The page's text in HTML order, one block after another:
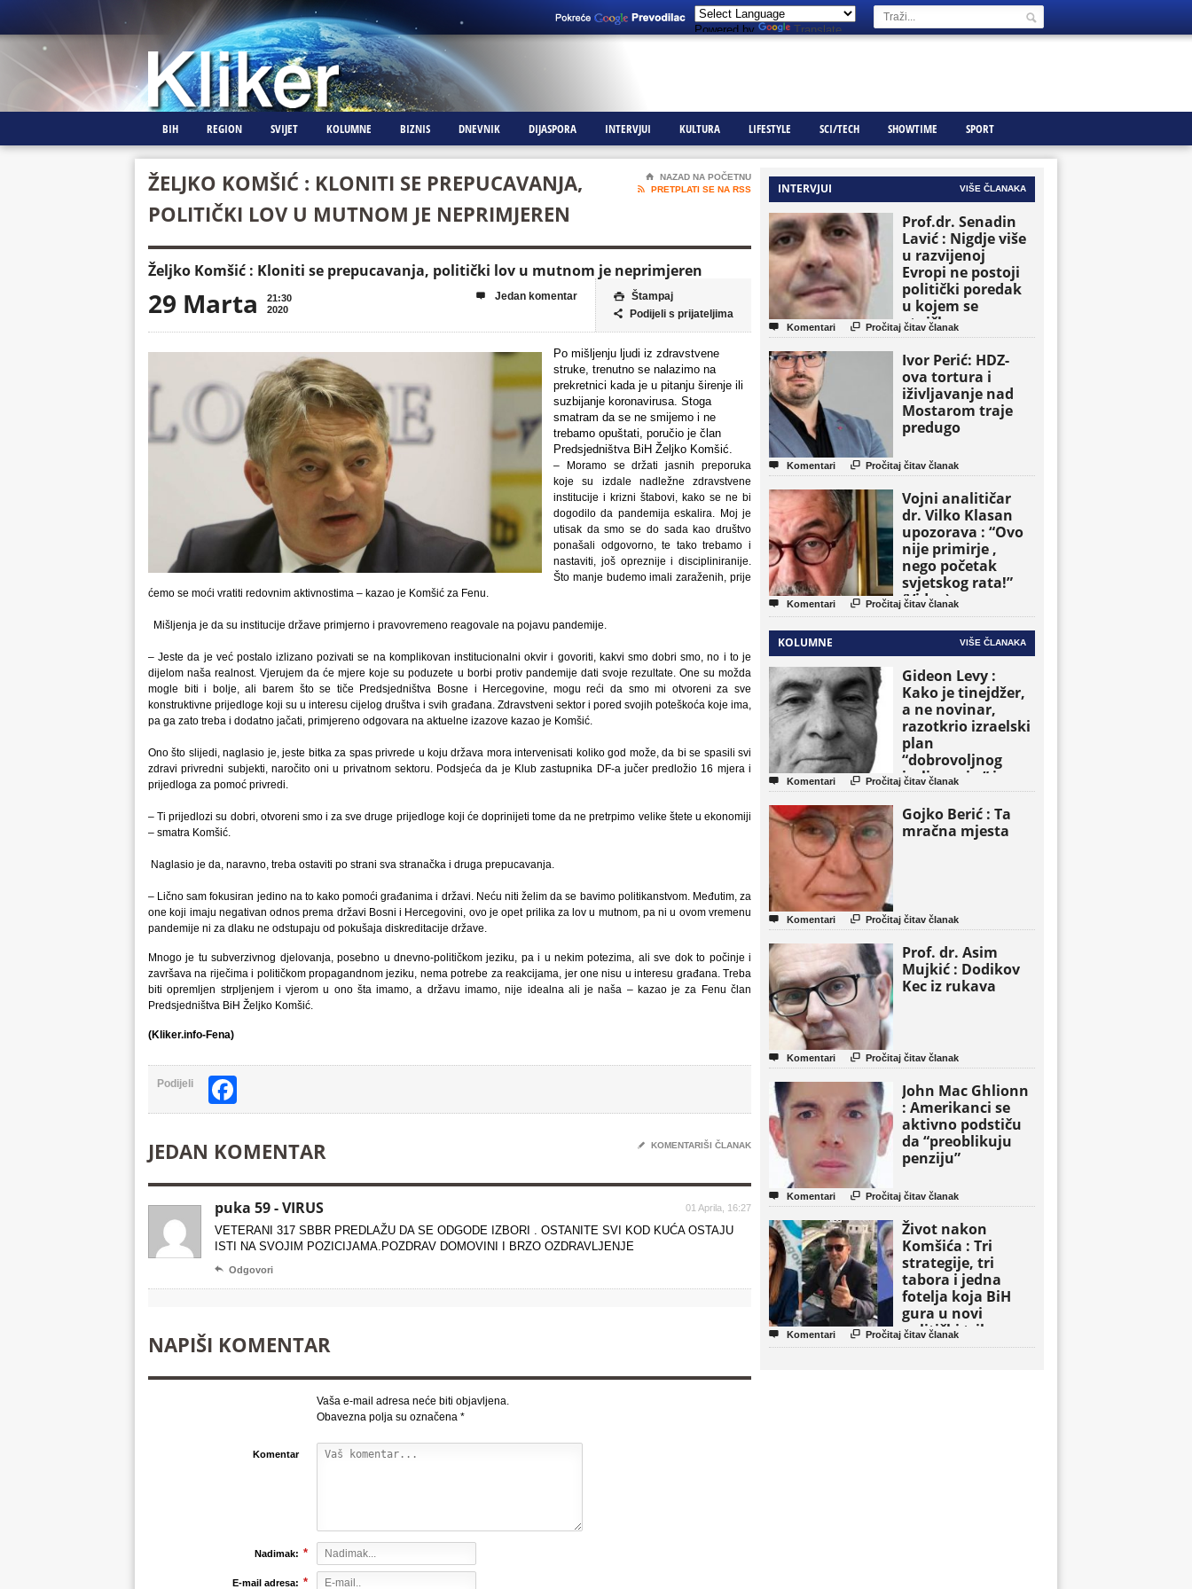
Powered by Translate
BIH REGION SVIJET KOLUMNE BIZNIS DNEVNIK DIJASPORA INTERVJUI KULTURA LIFESTYLE SCI/TECH SHOWTIME SPORT
ŽELJKO KOMŠIĆ : KLONITI SE PREPUCAVANJA,
POLITIČKI LOV U MUTNOM JE NEPRIMJEREN
⌂
NAZAD NA POČETNU

PRETPLATI SE NA RSS
Željko Komšić : Kloniti se prepucavanja, politički lov u mutnom je neprimjeren
29 Marta
21:30
2020
 Štampaj
 Podijeli s prijateljima
 Jedan komentar
Po mišljenju ljudi iz zdravstvene
struke, trenutno se nalazimo na
prekretnici kada je u pitanju širenje ili
suzbijanje koronavirusa. Stoga
smatram da se ne smijemo i ne
trebamo opuštati, poručio je član
Predsjedništva BiH Željko Komšić.
– Moramo se držati jasnih preporuka
koje su izdale nadležne zdravstvene
institucije i krizni štabovi, kako se ne bi
dogodilo da pandemija eskalira. Moj je
utisak da smo se do sada kao društvo
ponašali odgovorno, te tako trebamo i
nastaviti, još opreznije i discipliniranije.
Što manje budemo imali zaraženih, prije
ćemo se moći vratiti redovnim aktivnostima – kazao je Komšić za Fenu.
Mišljenja je da su institucije države primjerno i pravovremeno reagovale na pojavu pandemije.
– Jeste da je već postalo izlizano pozivati se na komplikovan institucionalni okvir i govoriti, kakvi smo dobri smo, no i to je
dijelom naša realnost. Vjerujem da će mjere koje su poduzete u borbi protiv pandemije dati svoje rezultate. One su možda
mogle biti i bolje, ali barem što se tiče Predsjedništva Bosne i Hercegovine, mogu reći da smo mi otvoreni za sve
konstruktivne prijedloge koji su u interesu cijelog društva i svih građana. Zdravstveni sektor i pored svojih poteškoća koje ima,
pa ga zato treba i dodatno jačati, primjereno odgovara na aktuelne izazove kazao je Komšić.
Ono što slijedi, naglasio je, jeste bitka za spas privrede u koju država mora intervenisati koliko god može, da bi se spasili svi
zdravi privredni subjekti, naročito oni u privatnom sektoru. Podsjeća da je Klub zastupnika DF-a jučer predložio 16 mjera i
prijedloga za pomoć privredi.
– Ti prijedlozi su dobri, otvoreni smo i za sve druge prijedloge koji će doprinijeti tome da ne pretrpimo velike štete u ekonomiji
– smatra Komšić.
Naglasio je da, naravno, treba ostaviti po strani sva stranačka i druga prepucavanja.
– Lično sam fokusiran jedino na to kako pomoći građanima i državi. Neću niti želim da se bavimo politikanstvom. Međutim, za
one koji imaju negativan odnos prema državi Bosni i Hercegovini, ovo je opet prilika za lov u mutnom, pa ni u ovom vremenu
pandemije ni za dlaku ne odstupaju od pokušaja diskreditacije države.
Mnogo je tu subverzivnog djelovanja, posebno u dnevno-političkom jeziku, pa i u nekim potezima, ali sve dok to počinje i
završava na riječima i političkom propagandnom jeziku, nema potrebe za reakcijama, jer one nisu u interesu građana. Treba
biti opremljen strpljenjem i vjerom u ono šta imamo, a državu imamo, nije idealna ali je naša – kazao je za Fenu član
Predsjedništva BiH Željko Komšić.
(Kliker.info-Fena)
Podijeli
JEDAN KOMENTAR ✎ KOMENTARIŠI ČLANAK
puka 59 - VIRUS 01 Aprila, 16:27
VETERANI 317 SBBR PREDLAŽU DA SE ODGODE IZBORI . OSTANITE SVI KOD KUĆA OSTAJU
ISTI NA SVOJIM POZICIJAMA.POZDRAV DOMOVINI I BRZO OZDRAVLJENJE
 Odgovori
NAPIŠI KOMENTAR
Vaša e-mail adresa neće biti objavljena.
Obavezna polja su označena *
Komentar
Nadimak: *
E-mail adresa: *
INTERVJUI VIŠE ČLANAKA
Prof.dr. Senadin
Lavić : Nigdje više
u razvijenoj
Evropi ne postoji
politički poredak
u kojem se
etničke grupe
pojavljuju kao
osnovne političke
jedinice
 Komentari  Pročitaj čitav članak
Ivor Perić: HDZ-
ova tortura i
iživljavanje nad
Mostarom traje
predugo
 Komentari  Pročitaj čitav članak
Vojni analitičar
dr. Vilko Klasan
upozorava : “Ovo
nije primirje ,
nego početak
svjetskog rata!”
(Video)
 Komentari  Pročitaj čitav članak
KOLUMNE VIŠE ČLANAKA
Gideon Levy :
Kako je tinejdžer,
a ne novinar,
razotkrio izraelski
plan
“dobrovoljnog
iseljavanja ” iz
Gaze
 Komentari  Pročitaj čitav članak
Gojko Berić : Ta
mračna mjesta
 Komentari  Pročitaj čitav članak
Prof. dr. Asim
Mujkić : Dodikov
Kec iz rukava
 Komentari  Pročitaj čitav članak
John Mac Ghlionn
: Amerikanci se
aktivno podstiču
da “preoblikuju
penziju”
 Komentari  Pročitaj čitav članak
Život nakon
Komšića : Tri
strategije, tri
tabora i jedna
fotelja koja BiH
gura u novi
politički triler
 Komentari  Pročitaj čitav članak